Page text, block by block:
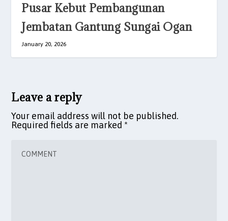
Pusar Kebut Pembangunan
Jembatan Gantung Sungai Ogan
January 20, 2026
Leave a reply
Your email address will not be published.
Required fields are marked *